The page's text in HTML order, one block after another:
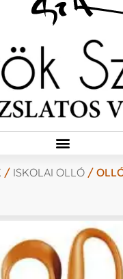
/ ISKOLAI OLLÓ /